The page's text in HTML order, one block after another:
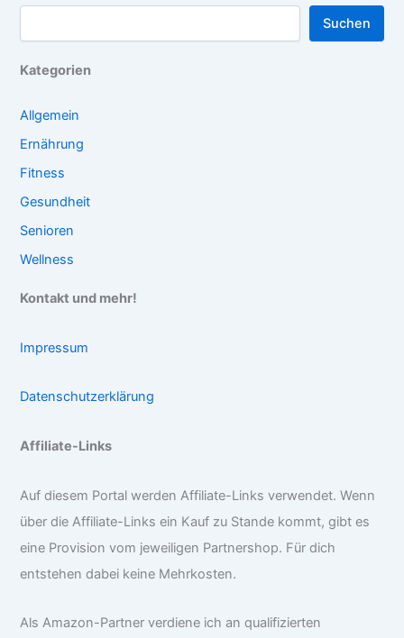
Suchen
Kategorien
Allgemein
Ernährung
Fitness
Gesundheit
Senioren
Wellness
Kontakt und mehr!
Impressum
Datenschutzerklärung
Affiliate-Links
Auf diesem Portal werden Affiliate-Links verwendet. Wenn
über die Affiliate-Links ein Kauf zu Stande kommt, gibt es
eine Provision vom jeweiligen Partnershop. Für dich
entstehen dabei keine Mehrkosten.
Als Amazon-Partner verdiene ich an qualifizierten